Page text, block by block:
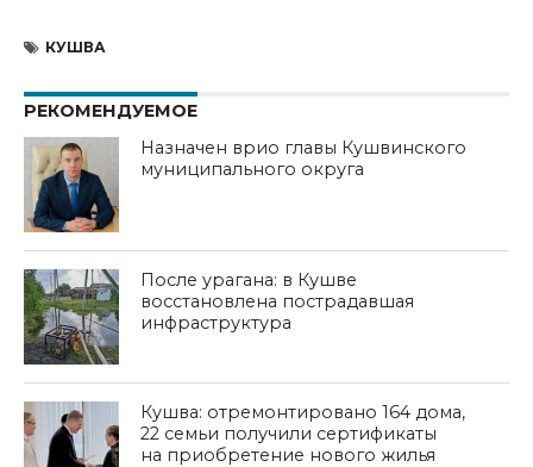
КУШВА
РЕКОМЕНДУЕМОЕ
Назначен врио главы Кушвинского
муниципального округа
После урагана: в Кушве
восстановлена пострадавшая
инфраструктура
Кушва: отремонтировано 164 дома,
22 семьи получили сертификаты
на приобретение нового жилья